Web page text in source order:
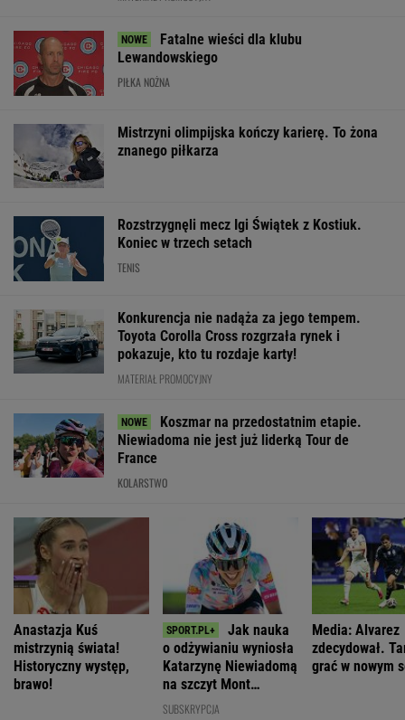
Fatalne wieści dla klubu
Lewandowskiego
PIŁKA NOŻNA
Mistrzyni olimpijska kończy karierę. To żona
znanego piłkarza
Rozstrzygnęli mecz Igi Świątek z Kostiuk.
Koniec w trzech setach
TENIS
Konkurencja nie nadąża za jego tempem.
Toyota Corolla Cross rozgrzała rynek i
pokazuje, kto tu rozdaje karty!
MATERIAŁ PROMOCYJNY
Koszmar na przedostatnim etapie.
Niewiadoma nie jest już liderką Tour de
France
KOLARSTWO
Anastazja Kuś
mistrzynią świata!
Historyczny występ,
brawo!
Jak nauka
o odżywianiu wyniosła
Katarzynę Niewiadomą
na szczyt Mont
Ventoux
SUBSKRYPCJA
Media: Alvarez
zdecydował.
grać w nowym